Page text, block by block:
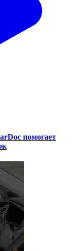
помогает